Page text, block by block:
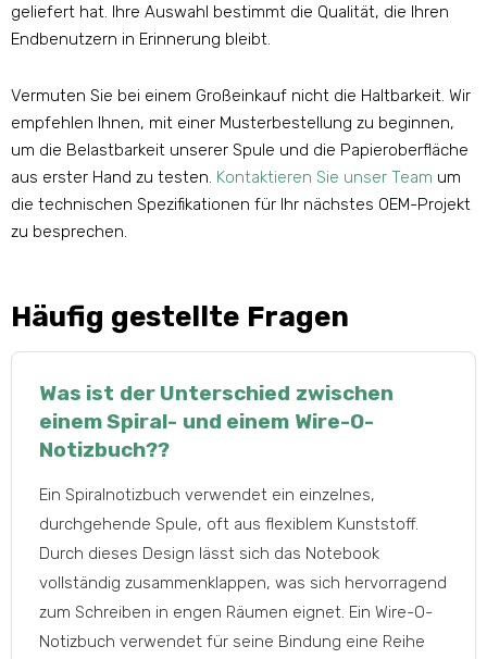
geliefert hat. Ihre Auswahl bestimmt die Qualität, die Ihren
Endbenutzern in Erinnerung bleibt.
Vermuten Sie bei einem Großeinkauf nicht die Haltbarkeit. Wir
empfehlen Ihnen, mit einer Musterbestellung zu beginnen,
um die Belastbarkeit unserer Spule und die Papieroberfläche
aus erster Hand zu testen. Kontaktieren Sie unser Team um
die technischen Spezifikationen für Ihr nächstes OEM-Projekt
zu besprechen.
Häufig gestellte Fragen
Was ist der Unterschied zwischen
einem Spiral- und einem Wire-O-
Notizbuch??
Ein Spiralnotizbuch verwendet ein einzelnes,
durchgehende Spule, oft aus flexiblem Kunststoff.
Durch dieses Design lässt sich das Notebook
vollständig zusammenklappen, was sich hervorragend
zum Schreiben in engen Räumen eignet. Ein Wire-O-
Notizbuch verwendet für seine Bindung eine Reihe